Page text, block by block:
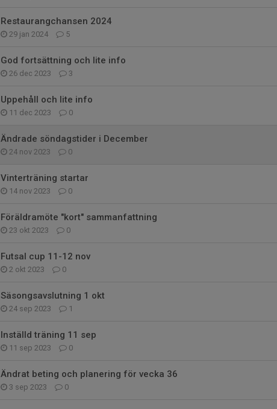
Restaurangchansen 2024
29 jan 2024 5
God fortsättning och lite info
26 dec 2023 3
Uppehåll och lite info
11 dec 2023 0
Ändrade söndagstider i December
24 nov 2023 0
Vinterträning startar
14 nov 2023 0
Föräldramöte "kort" sammanfattning
23 okt 2023 0
Futsal cup 11-12 nov
2 okt 2023 0
Säsongsavslutning 1 okt
24 sep 2023 1
Inställd träning 11 sep
11 sep 2023 0
Ändrat beting och planering för vecka 36
3 sep 2023 0